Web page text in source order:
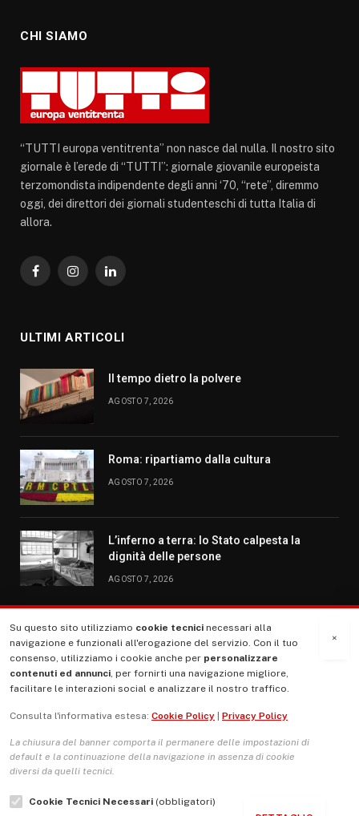
CHI SIAMO
“TUTTI europa ventitrenta” non nasce dal nulla. Il nostro sito
giornale è l’erede di “TUTTI”: giornale giovanile europeista
terzomondista indipendente degli anni ‘70, “rete”, diremmo
oggi, dei direttori dei giornali studenteschi di tutta Italia di
allora.
FacebookInstagramLinkedIn
ULTIMI ARTICOLI
Il tempo dietro la polvere
AGOSTO 7, 2026
Roma: ripartiamo dalla cultura
AGOSTO 7, 2026
L’inferno a terra: lo Stato calpesta la
dignità delle persone
AGOSTO 7, 2026
MENU
La Nostra Storia
Le Copertine
L’Associazione
Indirizzo Socio Politico Culturale
×
Su questo sito utilizziamo cookie tecnici necessari alla
navigazione e funzionali all'erogazione del servizio. Con il tuo
consenso, utilizziamo i cookie anche per personalizzare
contenuti ed annunci, per fornirti una navigazione migliore,
facilitare le interazioni social e analizzare il nostro traffico.
Consulta l'informativa estesa: Cookie Policy Privacy Policy
La chiusura del banner comporta il permanere delle impostazioni di
default e la continuazione della navigazione in assenza di cookie
diversi da quelli tecnici.
Cookie Tecnici Necessari (obbligatori)